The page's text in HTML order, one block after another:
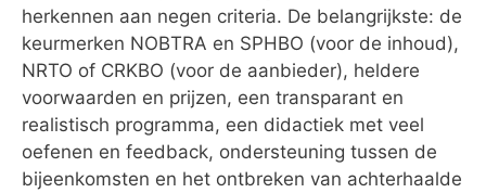
herkennen aan negen criteria. De belangrijkste: de
keurmerken NOBTRA en SPHBO (voor de inhoud),
NRTO of CRKBO (voor de aanbieder), heldere
voorwaarden en prijzen, een transparant en
realistisch programma, een didactiek met veel
oefenen en feedback, ondersteuning tussen de
bijeenkomsten en het ontbreken van achterhaalde